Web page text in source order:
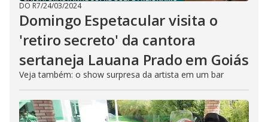
DO R7/24/03/2024
Domingo Espetacular visita o
'retiro secreto' da cantora
sertaneja Lauana Prado em Goiás
Veja também: o show surpresa da artista em um bar